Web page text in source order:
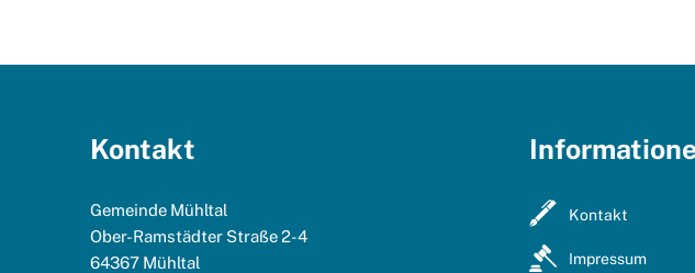
Kontakt
Gemeinde Mühltal
Ober-Ramstädter Straße 2-4
64367 Mühltal
Kontakt
Impressum